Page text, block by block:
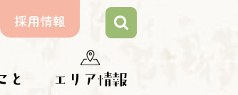
採用情報
と エリア情報